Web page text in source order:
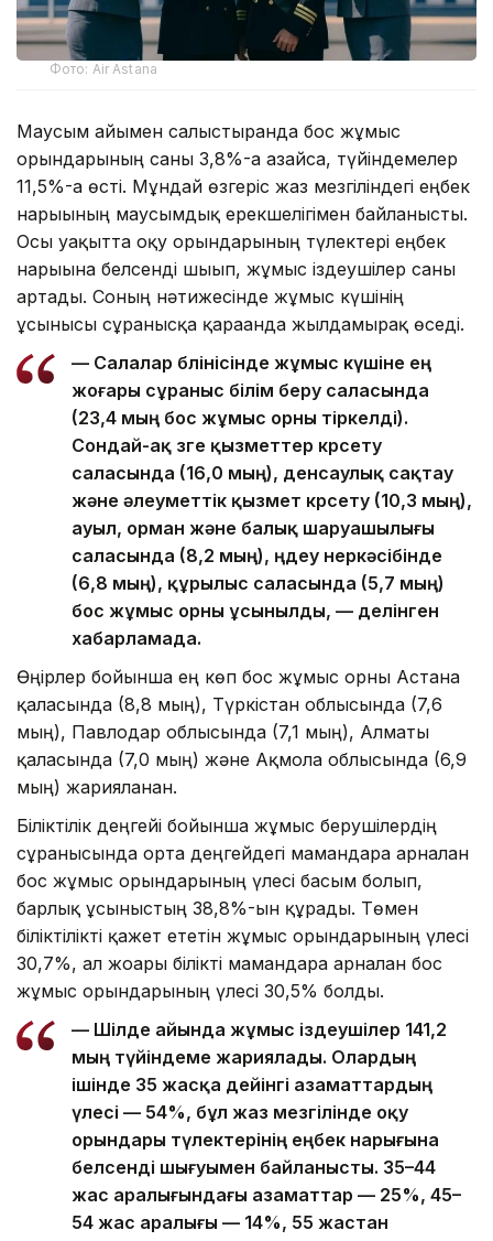
Фото: Air Astana
Маусым айымен салыстырғанда бос жұмыс
орындарының саны 3,8%-ға азайса, түйіндемелер
11,5%-ға өсті. Мұндай өзгеріс жаз мезгіліндегі еңбек
нарығының маусымдық ерекшелігімен байланысты.
Осы уақытта оқу орындарының түлектері еңбек
нарығына белсенді шығып, жұмыс іздеушілер саны
артады. Соның нәтижесінде жұмыс күшінің
ұсынысы сұранысқа қарағанда жылдамырақ өседі.
— Салалар бөлінісінде жұмыс күшіне ең
жоғары сұраныс білім беру саласында
(23,4 мың бос жұмыс орны тіркелді).
Сондай-ақ өзге қызметтер көрсету
саласында (16,0 мың), денсаулық сақтау
және әлеуметтік қызмет көрсету (10,3 мың),
ауыл, орман және балық шаруашылығы
саласында (8,2 мың), өңдеу өнеркәсібінде
(6,8 мың), құрылыс саласында (5,7 мың)
бос жұмыс орны ұсынылды, — делінген
хабарламада.
Өңірлер бойынша ең көп бос жұмыс орны Астана
қаласында (8,8 мың), Түркістан облысында (7,6
мың), Павлодар облысында (7,1 мың), Алматы
қаласында (7,0 мың) және Ақмола облысында (6,9
мың) жарияланған.
Біліктілік деңгейі бойынша жұмыс берушілердің
сұранысында орта деңгейдегі мамандарға арналған
бос жұмыс орындарының үлесі басым болып,
барлық ұсыныстың 38,8%-ын құрады. Төмен
біліктілікті қажет ететін жұмыс орындарының үлесі
30,7%, ал жоғары білікті мамандарға арналған бос
жұмыс орындарының үлесі 30,5% болды.
— Шілде айында жұмыс іздеушілер 141,2
мың түйіндеме жариялады. Олардың
ішінде 35 жасқа дейінгі азаматтардың
үлесі — 54%, бұл жаз мезгілінде оқу
орындары түлектерінің еңбек нарығына
белсенді шығуымен байланысты. 35–44
жас аралығындағы азаматтар — 25%, 45–
54 жас аралығы — 14%, 55 жастан